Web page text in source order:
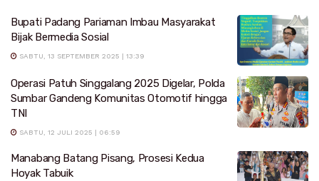
Bupati Padang Pariaman Imbau Masyarakat
Bijak Bermedia Sosial
SABTU, 13 SEPTEMBER 2025 | 13:39
Operasi Patuh Singgalang 2025 Digelar, Polda
Sumbar Gandeng Komunitas Otomotif hingga
TNI
SABTU, 12 JULI 2025 | 06:59
Manabang Batang Pisang, Prosesi Kedua
Hoyak Tabuik